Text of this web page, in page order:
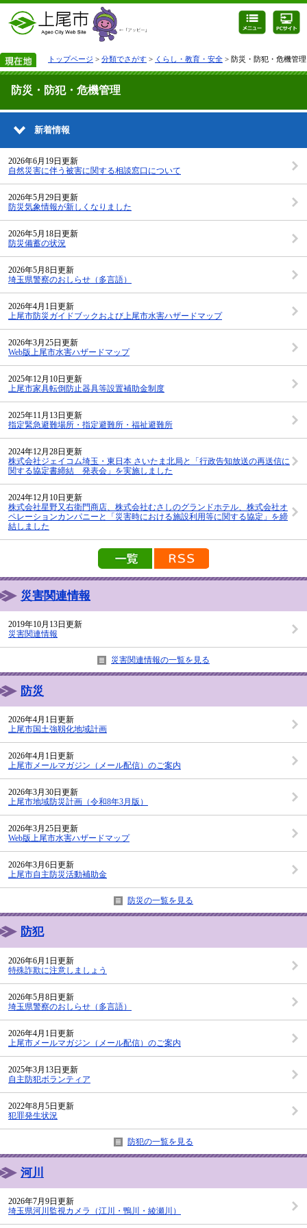
トップページ > 分類でさがす > くらし・教育・安全 > 防災・防犯・危機管理
防災・防犯・危機管理
新着情報
2026年6月19日更新
自然災害に伴う被害に関する相談窓口について
2026年5月29日更新
防災気象情報が新しくなりました
2026年5月18日更新
防災備蓄の状況
2026年5月8日更新
埼玉県警察のおしらせ（多言語）
2026年4月1日更新
上尾市防災ガイドブックおよび上尾市水害ハザードマップ
2026年3月25日更新
Web版上尾市水害ハザードマップ
2025年12月10日更新
上尾市家具転倒防止器具等設置補助金制度
2025年11月13日更新
指定緊急避難場所・指定避難所・福祉避難所
2024年12月28日更新
株式会社ジェイコム埼玉・東日本 さいたま北局と「行政告知放送の再送信に
関する協定書締結 発表会」を実施しました
2024年12月10日更新
株式会社星野又右衛門商店、株式会社むさしのグランドホテル、株式会社オ
ペレーションカンパニーと「災害時における施設利用等に関する協定」を締
結しました
新着情報の一覧を見る
災害関連情報
2019年10月13日更新
災害関連情報
災害関連情報の一覧を見る
防災
2026年4月1日更新
上尾市国土強靱化地域計画
2026年4月1日更新
上尾市メールマガジン（メール配信）のご案内
2026年3月30日更新
上尾市地域防災計画（令和8年3月版）
2026年3月25日更新
Web版上尾市水害ハザードマップ
2026年3月6日更新
上尾市自主防災活動補助金
防災の一覧を見る
防犯
2026年6月1日更新
特殊詐欺に注意しましょう
2026年5月8日更新
埼玉県警察のおしらせ（多言語）
2026年4月1日更新
上尾市メールマガジン（メール配信）のご案内
2025年3月13日更新
自主防犯ボランティア
2022年8月5日更新
犯罪発生状況
防犯の一覧を見る
河川
2026年7月9日更新
埼玉県河川監視カメラ（江川・鴨川・綾瀬川）